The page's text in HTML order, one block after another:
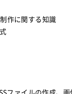
作に関する知識
ファイルの作成、画